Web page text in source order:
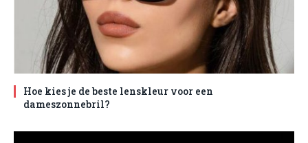
Hoe kies je de beste lenskleur voor een
dameszonnebril?